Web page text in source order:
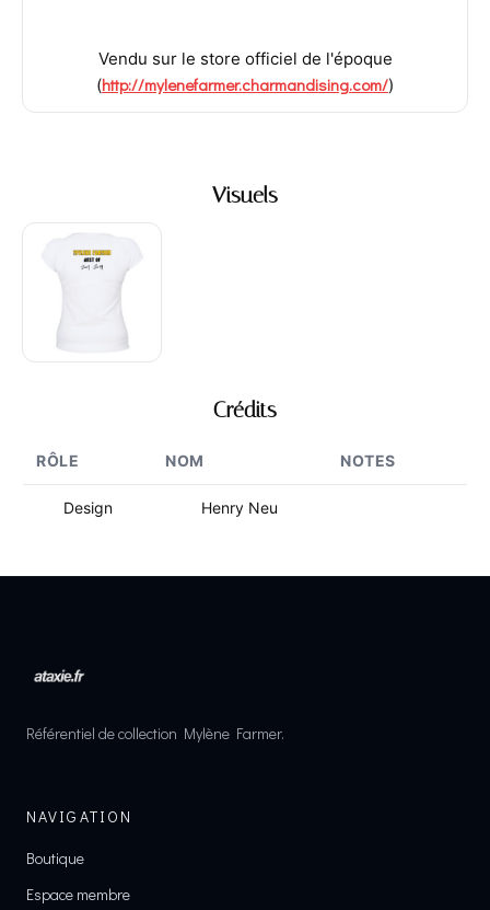
Vendu sur le store officiel de l'époque
(http://mylenefarmer.charmandising.com/)
Visuels
Crédits
RÔLE NOM NOTES
Design Henry Neu
Référentiel de collection Mylène Farmer.
NAVIGATION
Boutique
Espace membre